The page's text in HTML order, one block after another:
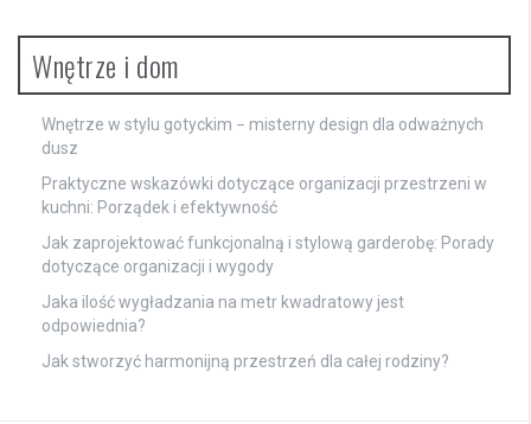
Wnętrze i dom
Wnętrze w stylu gotyckim − misterny design dla odważnych
dusz
Praktyczne wskazówki dotyczące organizacji przestrzeni w
kuchni: Porządek i efektywność
Jak zaprojektować funkcjonalną i stylową garderobę: Porady
dotyczące organizacji i wygody
Jaka ilość wygładzania na metr kwadratowy jest
odpowiednia?
Jak stworzyć harmonijną przestrzeń dla całej rodziny?